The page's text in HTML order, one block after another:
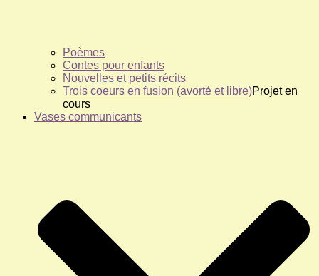
Poèmes
Contes pour enfants
Nouvelles et petits récits
Trois coeurs en fusion (avorté et libre)Projet en
cours
Vases communicants